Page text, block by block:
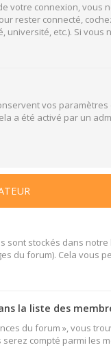
votre connexion, vous
rester connecté,
etc.). Si
vos
a été activé par un
sont stockés dans
du forum). Cela
la liste des
du forum », vous
compté parmi les